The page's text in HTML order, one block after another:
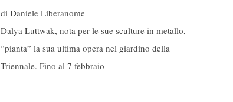
di Daniele Liberanome
Dalya Luttwak, nota per le sue sculture in metallo,
“pianta” la sua ultima opera nel giardino della
Triennale. Fino al 7 febbraio